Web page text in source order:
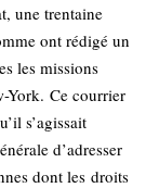
une trentaine
ont rédigé un
les missions
York. Ce courrier
s’agissait
d’adresser
dont les droits